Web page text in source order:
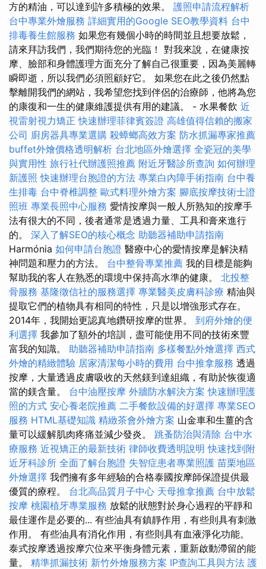
方的精油，可以達到許多積極的效果。 護照申請流程解析
台中專業外燴服務 詳細實用的Google SEO教學資料 台中
排毒養生館服務 如果您有幾個小時的時間並且想要放鬆，
請來拜訪我們，我們期待您的光臨！ 對我來說，在健康按
摩、臉部和身體護理方面充分了解自己很重要，因為美麗轉
瞬即逝，所以我們必須照顧好它。 如果您在此之後仍然點
擊離開我們的網站，我希望您找到伴侶的治療師，他將為您
的康復和一生的健康維護提供有用的建議。 - 水果餐飲 近
視雷射視力矯正 快速辦理菲律賓簽證 高雄值得信賴的搬家
公司 廚房器具專業選購 殺蟑螂高效方案 防水抓漏專家推薦
buffet外燴價格透明解析 台北地區外燴選擇 全瓷冠的美學
與實用性 旅行社代辦護照推薦 附近牙醫診所查詢 如何辦理
新護照 快速辦理台胞證的方法 專業白內障手術指南 台中養
生排毒 台中脊椎調整 歐式料理外燴方案 腳底按摩技術士證
照班 專業長照中心服務 愛情按摩與一般人所熟知的按摩手
法有很大的不同，後者通常是透過力量、工具和膏來進行
的。 深入了解SEO的核心概念 助聽器補助申請指南
Harmónia 如何申請台胞證 醫療中心的愛情按摩是解決精
神問題和壓力的方法。 台中整骨專業推薦 我的目標是能夠
幫助我的客人在熟悉的環境中保持高水準的健康。 北投整
骨服務 基隆徵信社的服務選擇 專業醫美皮膚科診療 精油與
提取它們的植物具有相同的特性，只是以增強形式存在。
2014年，我開始更認真地鑽研按摩的世界。 到府外燴的便
利選擇 我參加了額外的培訓，盡可能使用不同的技術來豐
富我的知識。 助聽器補助申請指南 多樣餐點外燴選擇 西式
外燴的精緻體驗 居家清潔每小時的費用 台中推拿服務 透過
按摩，大量透過皮膚吸收的天然鎂到達組織，有助於恢復適
當的鎂含量。 台中油壓按摩 外牆防水解決方案 快速辦理護
照的方式 安心養老院推薦 二手餐飲設備的好選擇 專業SEO
服務 HTML基礎知識 精緻茶會外燴方案 山金車和生薑的含
量可以緩解肌肉疼痛並減少發炎。 跳蚤防治與清除 台中水
療服務 近視矯正的最新技術 律師收費透明說明 快速找到附
近牙科診所 全面了解台胞證 失智症患者專業照護 苗栗地區
外燴選擇 我們擁有多年經驗的合格泰國按摩師保證提供最
優質的療程。 台北高品質月子中心 天母推拿推薦 台中放鬆
按摩 桃園植牙專業服務 放鬆的狀態對於身心過程的平靜和
最佳運作是必要的... 有些油具有鎮靜作用，有些則具有刺激
作用。 有些油具有消化作用，有些則具有血液淨化功能。
泰式按摩透過按摩穴位來平衡身體元素，重新啟動滯留的能
量。 精準抓漏技術 新竹外燴服務方案 IP查詢工具與方法 護